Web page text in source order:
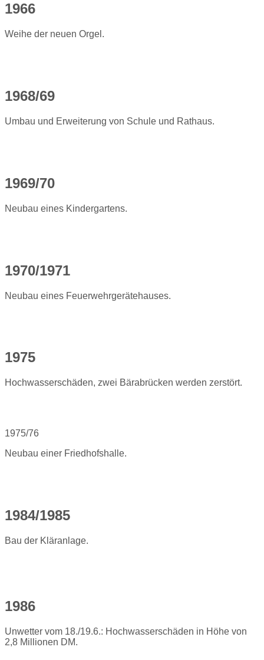
1966
Weihe der neuen Orgel.
1968/69
Umbau und Erweiterung von Schule und Rathaus.
1969/70
Neubau eines Kindergartens.
1970/1971
Neubau eines Feuerwehrgerätehauses.
1975
Hochwasserschäden, zwei Bärabrücken werden zerstört.
1975/76
Neubau einer Friedhofshalle.
1984/1985
Bau der Kläranlage.
1986
Unwetter vom 18./19.6.: Hochwasserschäden in Höhe von
2,8 Millionen DM.